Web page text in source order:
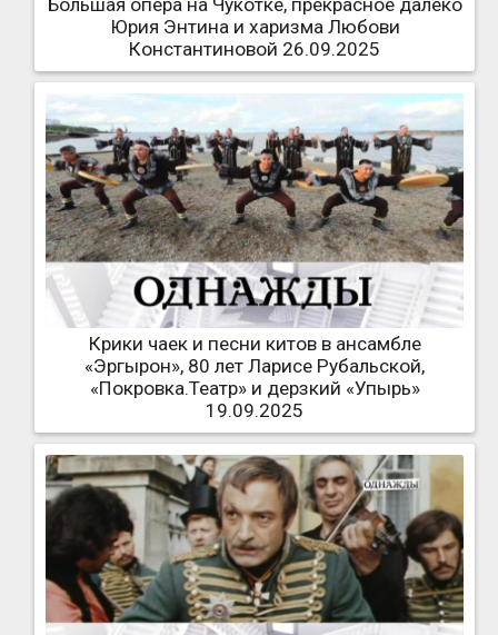
Большая опера на Чукотке, прекрасное далёко
Юрия Энтина и харизма Любови
Константиновой 26.09.2025
Крики чаек и песни китов в ансамбле
«Эргырон», 80 лет Ларисе Рубальской,
«Покровка.Театр» и дерзкий «Упырь»
19.09.2025